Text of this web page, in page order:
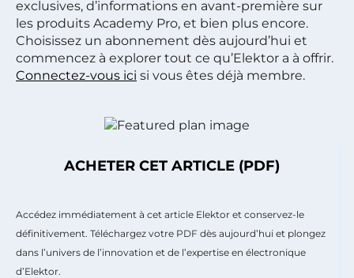
exclusives, d’informations en avant-première sur
les produits Academy Pro, et bien plus encore.
Choisissez un abonnement dès aujourd’hui et
commencez à explorer tout ce qu’Elektor a à offrir.
Connectez-vous ici si vous êtes déjà membre.
ACHETER CET ARTICLE (PDF)
Accédez immédiatement à cet article Elektor et conservez-le
définitivement. Téléchargez votre PDF dès aujourd’hui et plongez
dans l’univers de l’innovation et de l’expertise en électronique
d’Elektor.